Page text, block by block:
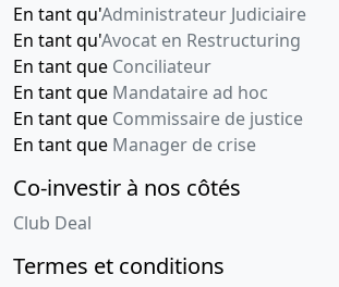
En tant qu'Administrateur Judiciaire
En tant qu'Avocat en Restructuring
En tant que Conciliateur
En tant que Mandataire ad hoc
En tant que Commissaire de justice
En tant que Manager de crise
Co-investir à nos côtés
Club Deal
Termes et conditions